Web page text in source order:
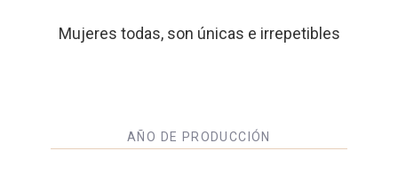
Mujeres todas, son únicas e irrepetibles
AÑO DE PRODUCCIÓN